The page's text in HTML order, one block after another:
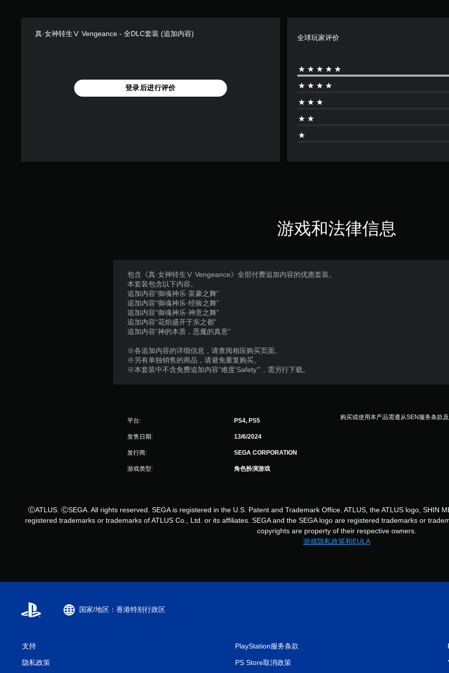
真·女神转生Ⅴ Vengeance - 全DLC套装 (追加内容)
登录后进行评价
全球玩家评价
游戏和法律信息
包含《真·女神转生Ⅴ Vengeance》全部付费追加内容的优惠套装。
本套装包含以下内容。
追加内容“御魂神乐·富豪之舞”
追加内容“御魂神乐·经验之舞”
追加内容“御魂神乐·神意之舞”
追加内容“花焰盛开于东之都”
追加内容“神的本质，恶魔的真意”
※各追加内容的详细信息，请查阅相应购买页面。
※另有单独销售的商品，请避免重复购买。
※本套装中不含免费追加内容“难度‘Safety’”，需另行下载。
平台: PS4, PS5
发售日期: 13/6/2024
发行商: SEGA CORPORATION
游戏类型: 角色扮演游戏
购买或使用本产品需遵从SEN服务条款及
ⒸATLUS. ⒸSEGA. All rights reserved. SEGA is registered in the U.S. Patent and Trademark Office. ATLUS, the ATLUS logo, SHIN
registered trademarks or trademarks of ATLUS Co., Ltd. or its affiliates. SEGA and the SEGA logo are registered trademarks or
copyrights are property of their respective owners.
游戏隐私政策和EULA
国家/地区：香港特别行政区
支持
隐私政策
PlayStation服务条款
PS Store取消政策